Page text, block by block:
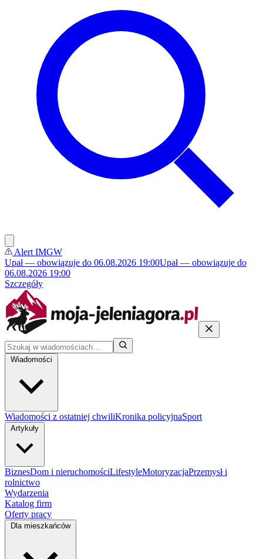
Alert IMGW
Upał — obowiązuje do 06.08.2026 19:00Upał — obowiązuje do
06.08.2026 19:00
Szczegóły
Wiadomości
Wiadomości z ostatniej chwiliKronika policyjnaSport
Artykuły
BiznesDom i nieruchomościLifestyleMotoryzacjaPrzemysł i
rolnictwo
Wydarzenia
Katalog firm
Oferty pracy
Dla mieszkańców